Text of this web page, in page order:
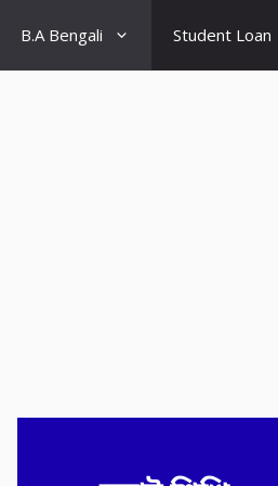
B.A Bengali Student Loan